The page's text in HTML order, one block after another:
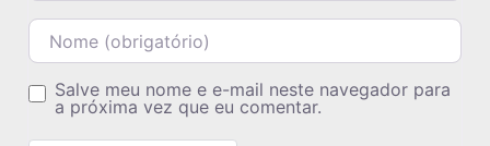
Nome
Salve meu nome e e-mail neste navegador para
a próxima vez que eu comentar.